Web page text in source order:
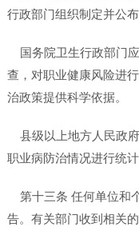
行政部门组织制定并公布
国务院卫生行政部门
查，对职业健康风险进
治政策提供科学依据。
县级以上地方人民政
职业病防治情况进行统计
第十三条 任何单位和
告。有关部门收到相关